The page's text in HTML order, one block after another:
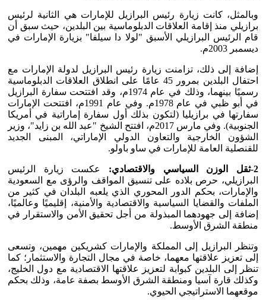
وبالمثل، كانت زيارة رئيس البرازيل للإمارات هي الثانية لرئيس
برازيلي منذ إقامة العلاقات الدبلوماسية بين البلدين، حيث سبق أن
قام الرئيس البرازيلي الأسبق "لولا دا سيلفا" بزيارة الإمارات في
ديسمبر 2003م.
إضافة إلى ذلك، تزامنت زيارة رئيس البرازيل لدولة الإمارات مع
احتفال البلدين بمرور 45 عامًا على انطلاق العلاقات الدبلوماسية
رسميًا بينهما، وذلك في عام 1974م، وقد افتتحت سفارة البرازيل
في أبو ظبي في عام 1978م. وفي عام 1991م، افتتحت الإمارات
سفارتها في برازيليا (لتكون بذلك أول سفارة إماراتية في أمريكا
الجنوبية). وفي مارس 2017م، افتتح الشيخ "عبد الله بن زايد"، وزير
الشؤون الخارجية والتعاون الدولي الإماراتي، المبنى الجديد
للقنصلية العامة للإمارات في ساو باولو.
2-ثقل الوزن السياسي والاقتصادي:
عكست زيارة الرئيس
البرازيلي، حرص بلاده على تنسيق المواقف والرؤى مع السعودية
والإمارات، بحكم الدور المحوري الذي يلعبه البلدان في كثير من
الملفات والقضايا السياسية والاقتصادية والأمنية، إقليميًا وعالميًا،
إضافة إلى جهودهما المبذولة من أجل تحقيق الأمن والاستقرار في
منطقة الشرق الأوسط.
وتنظر البرازيل إلى المملكة والإمارات كشريكين مهمين، وتسعى
إلى تعزيز علاقتها معهما، خاصة في مجال التجارة والاستثمار؛ كما
تنظر إلى البلدين كبوابة لتعزيز علاقتها الاقتصادية مع دول الخليج،
وكذلك قارة آسيا ومنطقة الشرق الأوسط بصفة عامة، وذلك بحكم
موقعهما الاستراتيجي الحيوي.